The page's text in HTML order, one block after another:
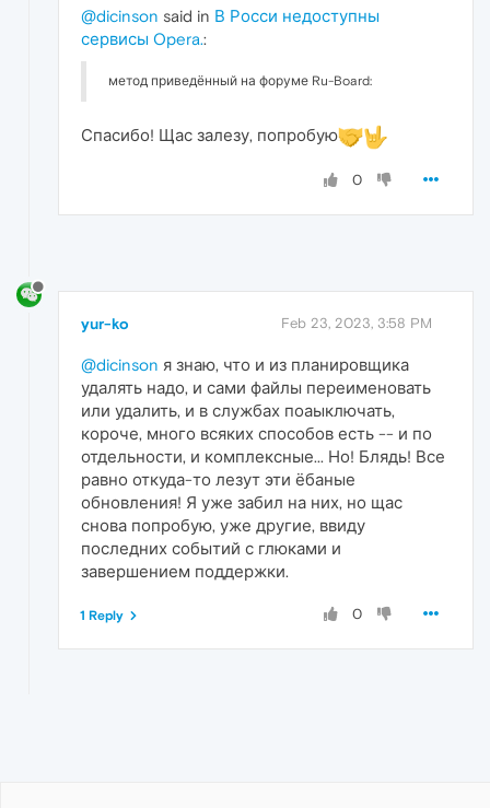
@dicinson said in В Росси недоступны
сервисы Opera.:
метод приведённый на форуме Ru-Board:
Спасибо! Щас залезу, попробую
0
yur-ko Feb 23, 2023, 3:58 PM
@dicinson я знаю, что и из планировщика
удалять надо, и сами файлы переименовать
или удалить, и в службах поаыключать,
короче, много всяких способов есть -- и по
отдельности, и комплексные... Но! Блядь! Все
равно откуда-то лезут эти ёбаные
обновления! Я уже забил на них, но щас
снова попробую, уже другие, ввиду
последних событий с глюками и
завершением поддержки.
0
1 Reply